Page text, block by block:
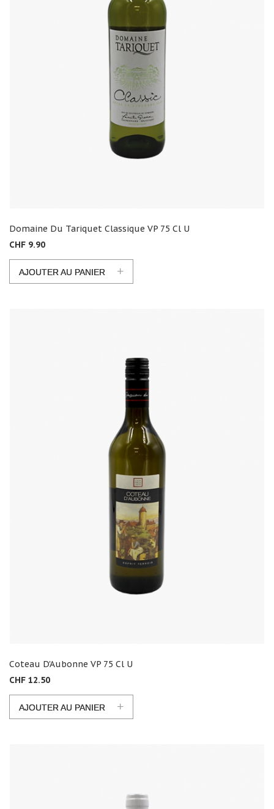
Domaine Du Tariquet Classique VP 75 Cl U
CHF 9.90
AJOUTER AU PANIER +
Coteau D'Aubonne VP 75 Cl U
CHF 12.50
AJOUTER AU PANIER +